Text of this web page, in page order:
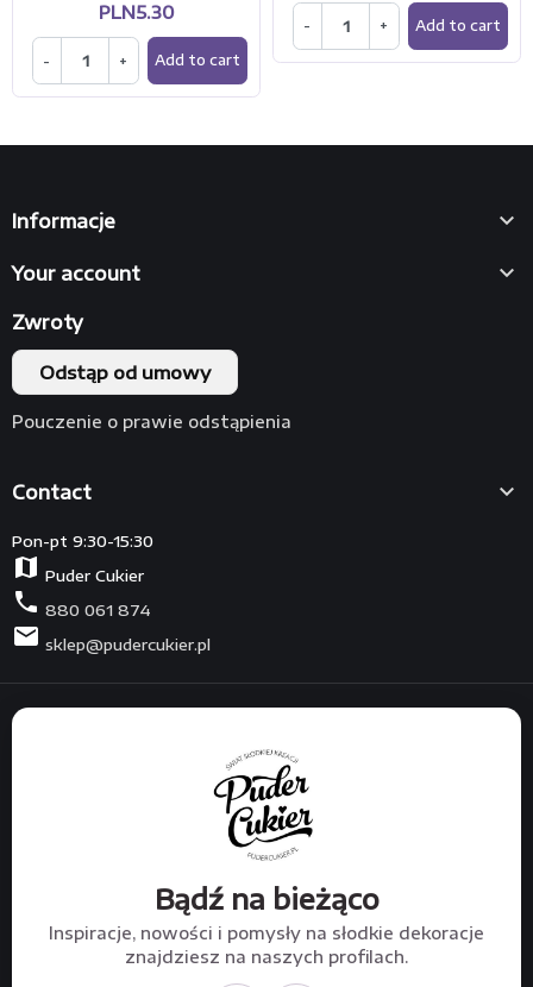
PLN5.30
- + Add to cart
- + Add to cart
Informacje 
Your account 
Contact 
Pon-pt 9:30-15:30
map Puder Cukier
phone 880 061 874
mail sklep@pudercukier.pl
Zwroty
Odstąp od umowy
Pouczenie o prawie odstąpienia
Bądź na bieżąco
Inspiracje, nowości i pomysły na słodkie dekoracje
znajdziesz na naszych profilach.